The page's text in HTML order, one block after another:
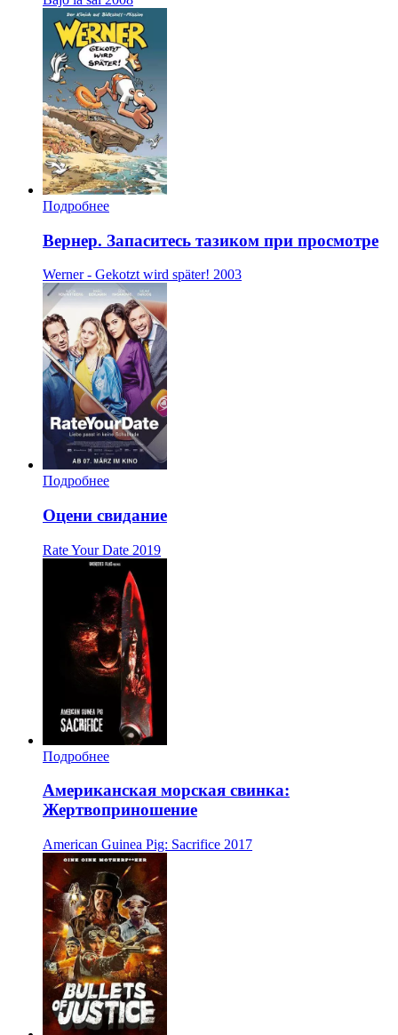
Подробнее
Вернер. Запаситесь тазиком при просмотре
Werner - Gekotzt wird später! 2003
Подробнее
Оцени свидание
Rate Your Date 2019
Подробнее
Американская морская свинка:
Жертвоприношение
American Guinea Pig: Sacrifice 2017